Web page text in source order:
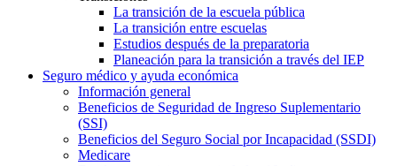
La transición de la escuela pública
La transición entre escuelas
Estudios después de la preparatoria
Planeación para la transición a través del IEP
Seguro médico y ayuda económica
Información general
Beneficios de Seguridad de Ingreso Suplementario
(SSI)
Beneficios del Seguro Social por Incapacidad (SSDI)
Medicare